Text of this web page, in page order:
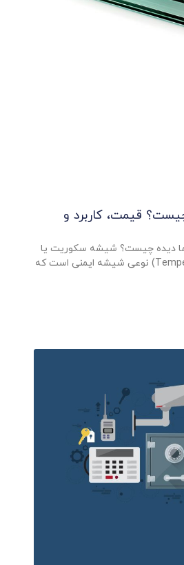
قیمت، کاربرد و
دیده چیست؟ شیشه سکوریت یا
گرما دیده (Tempered Glass) نوعی شیشه ایمنی است که